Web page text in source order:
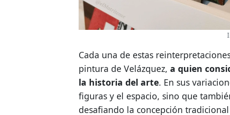
Cada una de estas
pintura de Velázquez, a quien
la historia del arte. En sus
figuras y el espacio, sino que
desafiando la concepción